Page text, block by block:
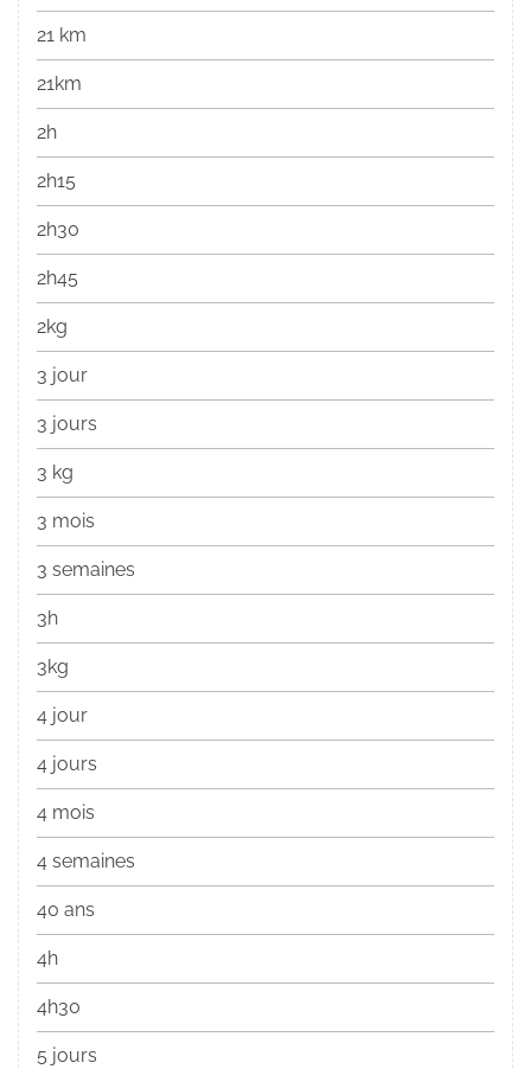
21 km
21km
2h
2h15
2h30
2h45
2kg
3 jour
3 jours
3 kg
3 mois
3 semaines
3h
3kg
4 jour
4 jours
4 mois
4 semaines
40 ans
4h
4h30
5 jours